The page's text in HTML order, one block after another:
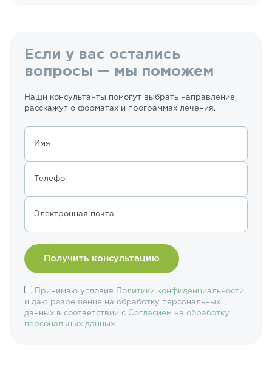
Если у вас остались
вопросы — мы поможем
Наши консультанты помогут выбрать направление,
расскажут о форматах и программах лечения.
Имя
Телефон
Электронная почта
Принимаю условия
Политики конфиденциальности
и даю разрешение на обработку персональных
данных в соответствии с Согласием на обработку
персональных данных.